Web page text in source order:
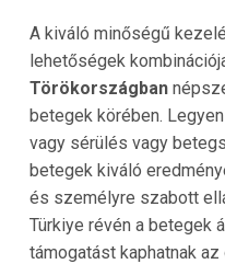
A kiváló minőségű
lehetőségek
Törökországban
betegek körében.
vagy sérülés vagy
betegek kiváló
és személyre szabott
Türkiye révén a betegek
támogatást kaphatnak